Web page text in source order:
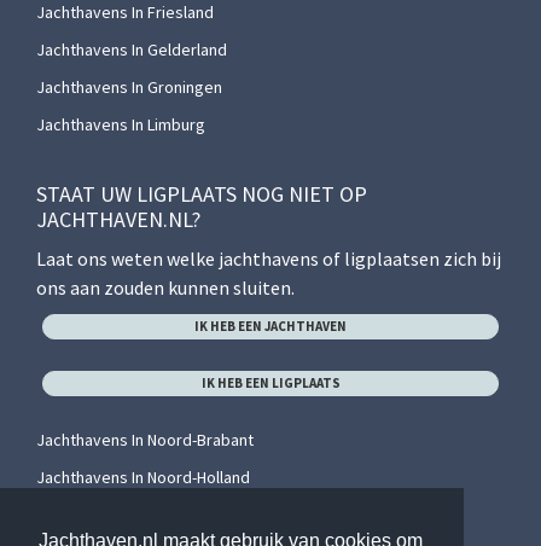
Jachthaven.nl maakt gebruik van cookies om
Jachthavens In Friesland
Jachthavens In Gelderland
Jachthavens In Groningen
Jachthavens In Limburg
STAAT UW LIGPLAATS NOG NIET OP
JACHTHAVEN.NL?
Laat ons weten welke jachthavens of ligplaatsen zich bij
ons aan zouden kunnen sluiten.
IK HEB EEN JACHTHAVEN
IK HEB EEN LIGPLAATS
Jachthavens In Noord-Brabant
Jachthavens In Noord-Holland